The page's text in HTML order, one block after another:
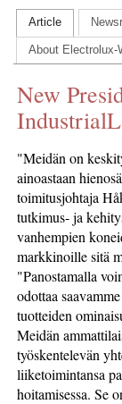
HOME
CONTACT US
INS MAIN
ABOUT US
Article
About Electrolux-
New
"Meidän on
ainoastaan
toimitusjohtaja
tutkimus- ja
vanhempien
markkinoille sitä
"Panostamalla
odottaa
tuotteiden
Meidän
työskentelevän
liiketoimintansa
hoitamisessa. Se